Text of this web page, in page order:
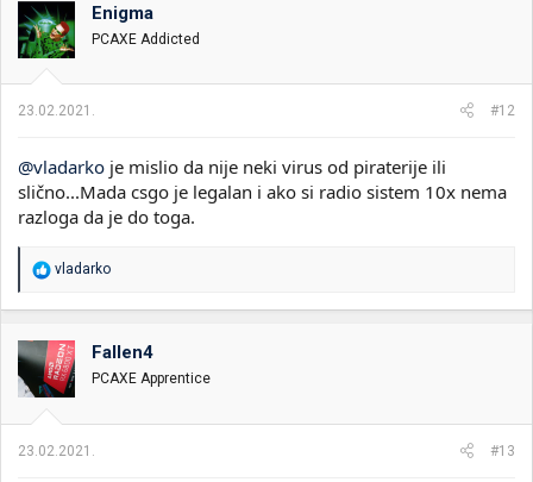
Enigma
PCAXE Addicted
23.02.2021. #12
@vladarko je mislio da nije neki virus od piraterije ili
slično...Mada csgo je legalan i ako si radio sistem 10x nema
razloga da je do toga.
R
a
o
v
a
n
:
vladarko
Fallen4
PCAXE Apprentice
23.02.2021. #13